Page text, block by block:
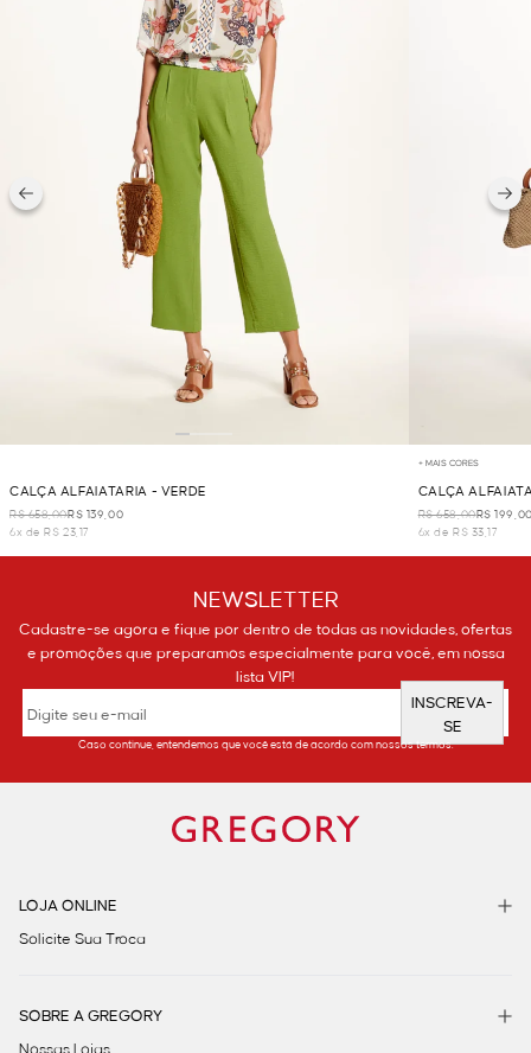
CALÇA ALFAIATARIA - VERDE
R$ 658,00R$ 139,00
6x de R$ 23,17
+ MAIS CORES
CALÇA
R$ 658,00R$
6x de R$ 33,17
NEWSLETTER
Cadastre-se agora e fique por dentro de todas as novidades, ofertas
e promoções que preparamos especialmente para você, em nossa
lista VIP!
INSCREVA-
SE
Caso continue, entendemos que você está de acordo com nossos termos.
LOJA ONLINE
Solicite Sua Troca
SOBRE A GREGORY